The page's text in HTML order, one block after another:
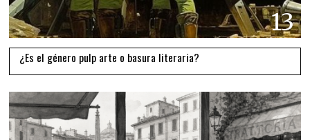
13
¿Es el género pulp arte o basura literaria?